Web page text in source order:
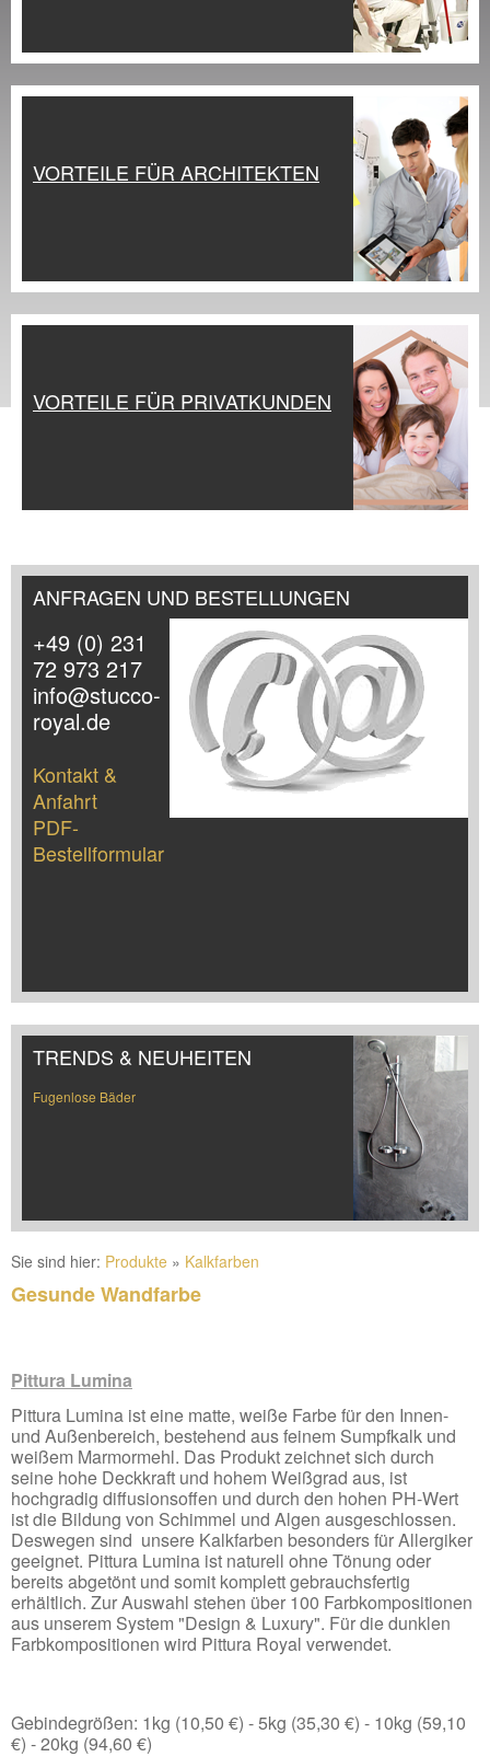
VORTEILE FÜR ARCHITEKTEN
VORTEILE FÜR PRIVATKUNDEN
ANFRAGEN UND BESTELLUNGEN
+49 (0) 231
72 973 217
info@stucco-
royal.de
Kontakt &
Anfahrt
PDF-
Bestellformular
TRENDS & NEUHEITEN
Fugenlose Bäder
Sie sind hier: Produkte » Kalkfarben
Gesunde Wandfarbe
Pittura Lumina
Pittura Lumina ist eine matte, weiße Farbe für den Innen-
und Außenbereich, bestehend aus feinem Sumpfkalk und
weißem Marmormehl. Das Produkt zeichnet sich durch
seine hohe Deckkraft und hohem Weißgrad aus, ist
hochgradig diffusionsoffen und durch den hohen PH-Wert
ist die Bildung von Schimmel und Algen ausgeschlossen.
Deswegen sind unsere Kalkfarben besonders für Allergiker
geeignet. Pittura Lumina ist naturell ohne Tönung oder
bereits abgetönt und somit komplett gebrauchsfertig
erhältlich. Zur Auswahl stehen über 100 Farbkompositionen
aus unserem System "Design & Luxury". Für die dunklen
Farbkompositionen wird Pittura Royal verwendet.
Gebindegrößen: 1kg (10,50 €) - 5kg (35,30 €) - 10kg (59,10
€) - 20kg (94,60 €)